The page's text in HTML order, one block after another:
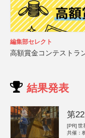
編集部セレクト
高額賞金コンテストラ
結果発表
第
[PR] 世
共催：